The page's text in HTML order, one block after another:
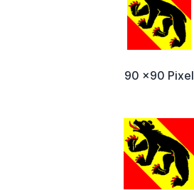
90 x90 Pixel